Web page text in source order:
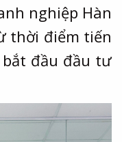
nghiệp Hàn
thời điểm tiến
đầu đầu tư